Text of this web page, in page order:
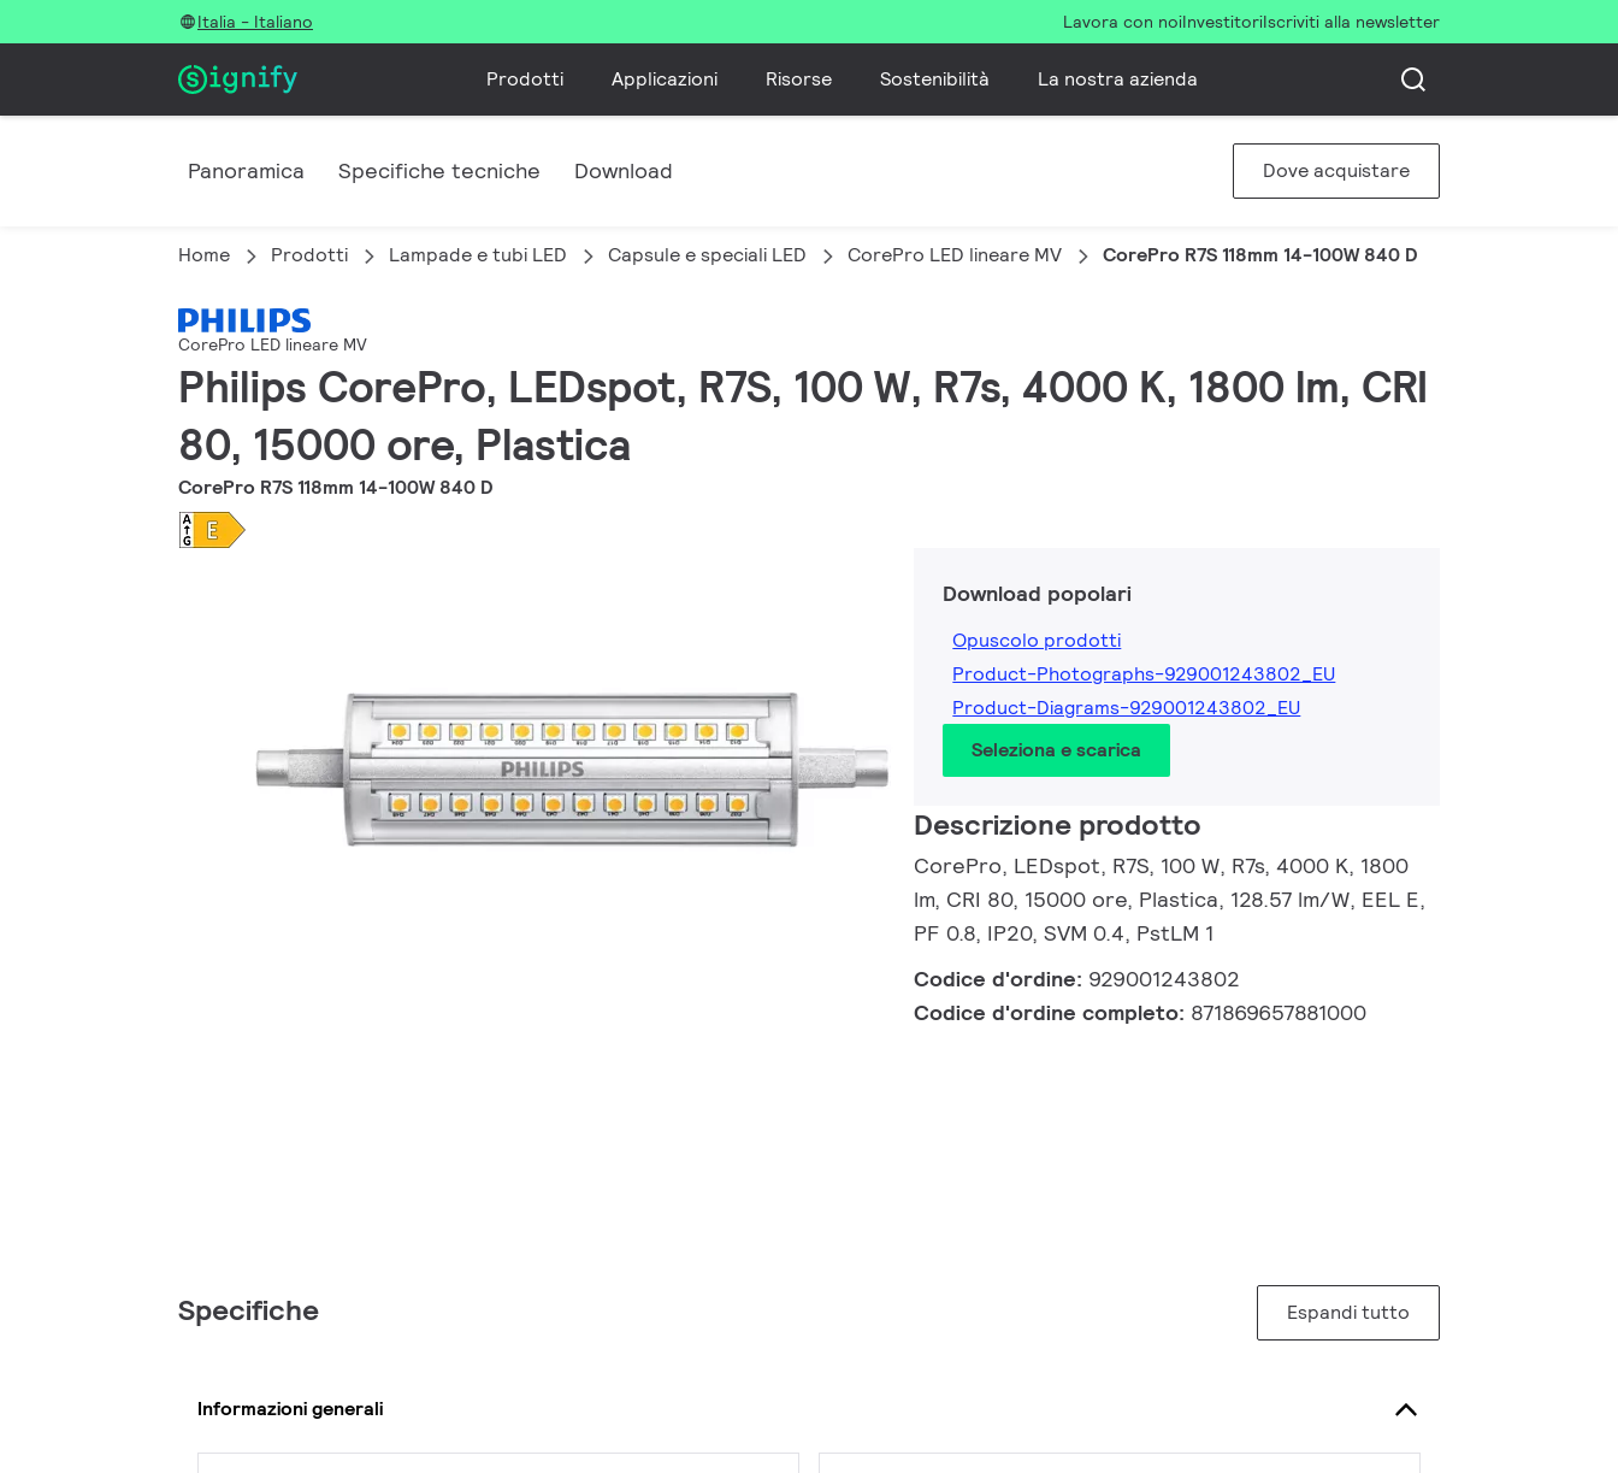
Italia - Italiano Lavora con noiInvestitoriIscriviti alla newsletter
Prodotti Applicazioni Risorse Sostenibilità La nostra azienda
Panoramica Specifiche tecniche Download Dove acquistare
Home Prodotti Lampade e tubi LED Capsule e speciali LED CorePro LED lineare MV CorePro R7S 118mm 14-100W 840 D
CorePro LED lineare MV
Philips CorePro, LEDspot, R7S, 100 W, R7s, 4000 K, 1800 lm, CRI
80, 15000 ore, Plastica
CorePro R7S 118mm 14-100W 840 D
Download popolari
Opuscolo prodotti
Product-Photographs-929001243802_EU
Product-Diagrams-929001243802_EU
Seleziona e scarica
Descrizione prodotto
CorePro, LEDspot, R7S, 100 W, R7s, 4000 K, 1800
lm, CRI 80, 15000 ore, Plastica, 128.57 lm/W, EEL E,
PF 0.8, IP20, SVM 0.4, PstLM 1
Codice d'ordine: 929001243802
Codice d'ordine completo: 871869657881000
Specifiche Espandi tutto
Informazioni generali